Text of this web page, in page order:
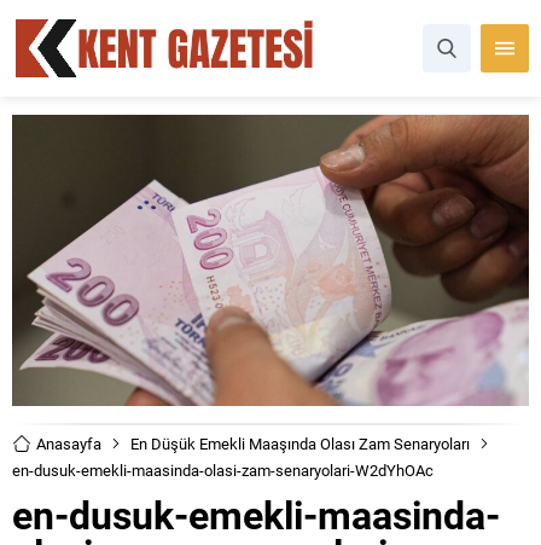
Anasayfa
En Düşük Emekli Maaşında Olası Zam Senaryoları
en-dusuk-emekli-maasinda-olasi-zam-senaryolari-W2dYhOAc
en-dusuk-emekli-maasinda-